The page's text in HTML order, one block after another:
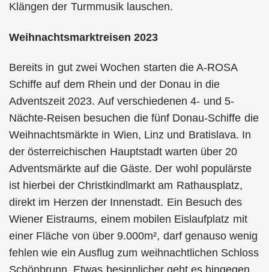
Klängen der Turmmusik lauschen.
Weihnachtsmarktreisen 2023
Bereits in gut zwei Wochen starten die A-ROSA
Schiffe auf dem Rhein und der Donau in die
Adventszeit 2023. Auf verschiedenen 4- und 5-
Nächte-Reisen besuchen die fünf Donau-Schiffe die
Weihnachtsmärkte in Wien, Linz und Bratislava. In
der österreichischen Hauptstadt warten über 20
Adventsmärkte auf die Gäste. Der wohl populärste
ist hierbei der Christkindlmarkt am Rathausplatz,
direkt im Herzen der Innenstadt. Ein Besuch des
Wiener Eistraums, einem mobilen Eislaufplatz mit
einer Fläche von über 9.000m², darf genauso wenig
fehlen wie ein Ausflug zum weihnachtlichen Schloss
Schönbrunn. Etwas besinnlicher geht es hingegen